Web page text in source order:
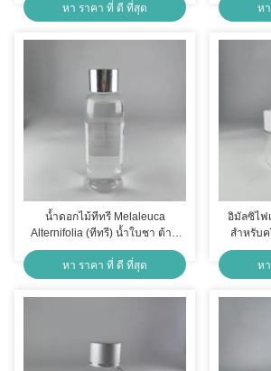
หา ราคา ที่ ดี ที่สุด
ห
น้ำดอกไม้ทีทรี Melaleuca
Alternifolia (ทีทรี) น้ำใบชา ต้าน
เชื้อแบคทีเรียและต้านการอักเสบ
หา ราคา ที่ ดี ที่สุด
อิมัลซิไฟ
สำหรับ
ห